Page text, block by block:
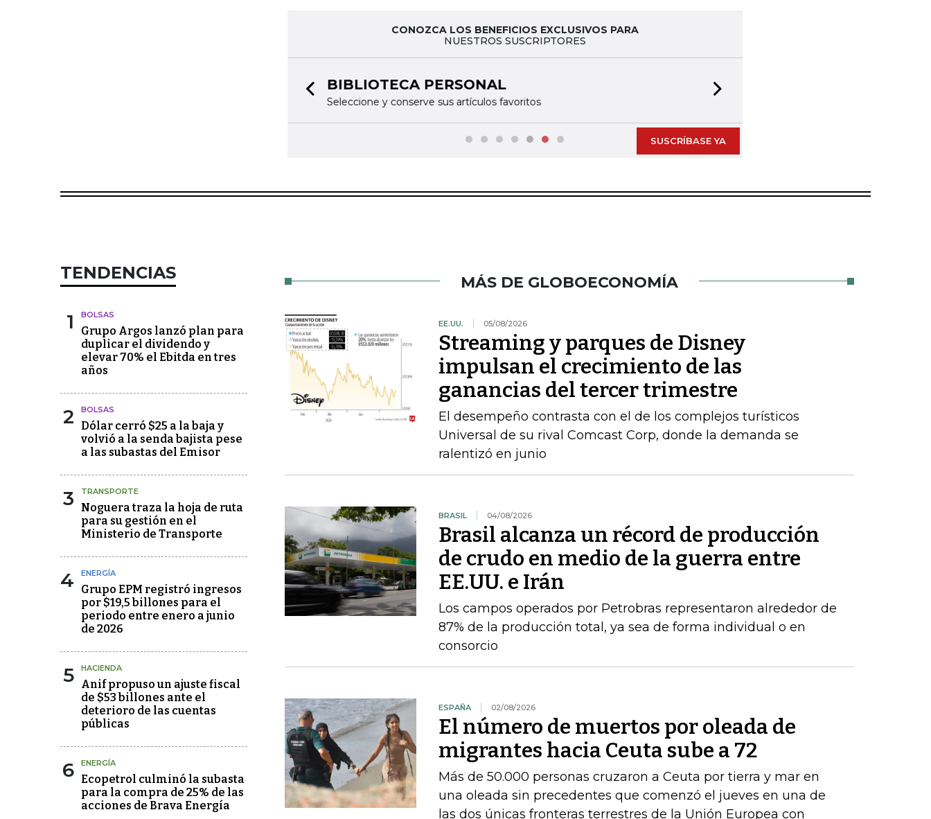
CONOZCA LOS BENEFICIOS EXCLUSIVOS PARA
NUESTROS SUSCRIPTORES
6 TINTA DIGITAL
Acceda a nuestras publicaciones impresas en formato digital
Previous slide
SUSCRÍBASE YA
TENDENCIAS
1 BOLSAS
Grupo Argos lanzó plan para
duplicar el dividendo y
elevar 70% el Ebitda en tres
años
2 BOLSAS
Dólar cerró $25 a la baja y
volvió a la senda bajista pese
a las subastas del Emisor
3 TRANSPORTE
Noguera traza la hoja de ruta
para su gestión en el
Ministerio de Transporte
4 ENERGÍA
Grupo EPM registró ingresos
por $19,5 billones para el
periodo entre enero a junio
de 2026
5 HACIENDA
Anif propuso un ajuste fiscal
de $53 billones ante el
deterioro de las cuentas
públicas
6 ENERGÍA
Ecopetrol culminó la subasta
para la compra de 25% de las
acciones de Brava Energía
MÁS DE GLOBOECONOMÍA
EE.UU. 05/08/2026
Streaming y parques de Disney
impulsan el crecimiento de las
ganancias del tercer trimestre
El desempeño contrasta con el de los complejos turísticos
Universal de su rival Comcast Corp, donde la demanda se
ralentizó en junio
BRASIL 04/08/2026
Brasil alcanza un récord de producción
de crudo en medio de la guerra entre
EE.UU. e Irán
Los campos operados por Petrobras representaron alrededor de
87% de la producción total, ya sea de forma individual o en
consorcio
ESPAÑA 02/08/2026
El número de muertos por oleada de
migrantes hacia Ceuta sube a 72
Más de 50.000 personas cruzaron a Ceuta por tierra y mar en
una oleada sin precedentes que comenzó el jueves en una de
las dos únicas fronteras terrestres de la Unión Europea con